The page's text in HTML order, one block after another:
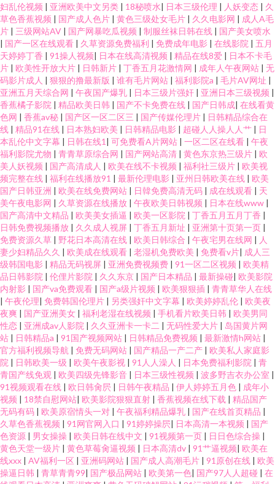
妇乱伦视频 | 亚洲欧美中文另类 | 18秘喷水| 日本三级伦理 | 人妖变态 | 久
草色香蕉视频 | 国产成人色片 | 黄色三级处女毛片 | 久久电影网 | 成人A毛
片 | 三级网站AV | 国产网暴吃瓜视频 | 制服丝袜日韩在线 | 国产美女喷水
| 国产一区在线观看 | 久草资源免费福利 | 免费成年电影 | 在线影院 | 五月
天婷婷丁香 | 91操人视频| 日本在线高清视频 | 精品在线8爱 | 日本不卡毛
片 | 欧美性开放大片 | 日韩新片 | 丁香五月花激情网 | 成年人午夜网站 | 无
码影片成人 | 狠狠的撸最新版 | 谁有毛片网站 | 福利影院a | 毛片AV网址 |
亚洲五月天综合网 | 午夜国产爆乳 | 日本三级片强奸 | 亚洲日本三级视频 |
香蕉橘子影院 | 精品欧美日韩 | 国产不卡免费在线 | 国产日韩成| 在线看黄
色网 | 香蕉av秘 | 国产区一区二区三 | 国产传媒伦理片 | 日韩精品综合在
线 | 精品91在线 | 日本熟妇欧美 | 日韩精品电影 | 超碰人人操人人艹 | 日
本乱伦中文字幕 | 日韩在线1 | 可免费看A片网站 | 一区二区在线看 | 午夜
福利影院尤物 | 青青草原综合网 | 国产网站高清 | 黄色东京热三级片 | 欧
美人妖视频 | 国产高清成人 | 欧美在线不卡视频 | 福利社三级片 | 欧美视
频完整在线 | 福利在线播放91 | 最新伦理电影 | 亚州日韩欧美在线 | 欧美
国产日韩亚洲 | 欧美在线免费网站 | 日韓免费高清无码 | 成在线观看 | 天
美午夜电影网 | 久草资源在线播放 | 午夜欧美日韩视频 | 日本在线www |
国产高清中文精品 | 欧美美女插逼 | 欧美一区影院 | 丁香五月五月丁香 |
日韩免费视频播放 | 久久成人视屏 | 丁香五月新址 | 亚洲第十页第一页 |
免费资源久草 | 野花日本高清在线 | 欧美日韩综合 | 午夜宅男在线网 | 人
妻少妇精品久久 | 欧美成在线观看 | 老湿机免费欧美 | 免费看v片| 成人三
级韩国电影 | 精品无码视屏 | 亚洲免费视频费 | 91一区二区视频 | 欧美精
品日韩影院 | 伦俚片影院 | 久久东京 | 国产日本精品 | 最新操碰| 欧美影院
内射影 | 国产va免费观看 | 国产a级片视频 | 欧美狠狠插 | 青青草华人在线
| 午夜伦理| 免费韩国伦理片 | 另类强奸中文字幕 | 欧美婷婷乱伦 | 欧美夜
夜爽 | 国产亚洲美女 | 福利老湿在线视频 | 手机看片欧美日韩 | 欧美男同
性恋 | 亚洲成av人影院 | 久久亚洲卡一卡二 | 无码性爱大片 | 岛国黄片网
站 | 日韩精品a | 91国产视频网站 | 日韩精品免费视频 | 最新激情h网站 |
官方福利视频导航 | 免费无码网站 | 国产精品一产二产 | 欧美私人家庭影
院 | 日韩欧美一级 | 欧美午夜影视 | 91人人澡人 | 日本免费福利影院 | 青
青国产线免观 | 欧美四级先锋影音 | 日本三级性视频 | 波多野吉衣办公室 |
91视频观看在线 | 欧日韩肏屄 | 日韩午夜精品 | 伊人婷婷五月色 | 成年小
视频 | 18禁自慰网站| 欧美影院狠狠直射 | 香蕉视频在线下载 | 精品国产
无码有码 | 欧美原宿情头一对 | 午夜福利精品爆乳 | 国产在线首页精品 |
久草色香蕉视频 | 91网官网入口 | 91婷婷操屄| 日本高清一本视频 | 国产
色资源 | 男女操操 | 欧美日韩在线中文 | 91视频第一页 | 日日色综合操 |
黄色天堂一级片 | 黄色草莓肏逼视频 | 日本高清dv | 91艹逼视频| 欧美在
线xxx | AV福利一区 | 亚洲码网站 | 国产成人高潮毛片 | 91原创在线 | 欧美
操逼日韩 | 青草青青99| 国产极品网站 | 欧美第一色| 国产97人人超碰 | 在